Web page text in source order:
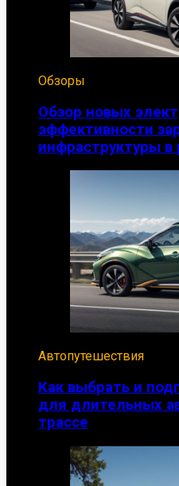
Обзоры
Обзор новых
эффективности
инфраструктуры в
Автопутешествия
Как выбрать и
для длительных
трассе